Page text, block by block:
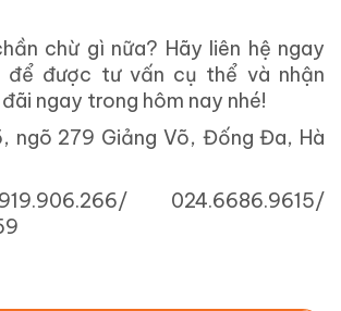
chừ gì nữa? Hãy liên hệ ngay
để được tư vấn cụ thể và nhận
ngay trong hôm nay nhé!
ngõ 279 Giảng Võ, Đống Đa, Hà
024.6686.9615/